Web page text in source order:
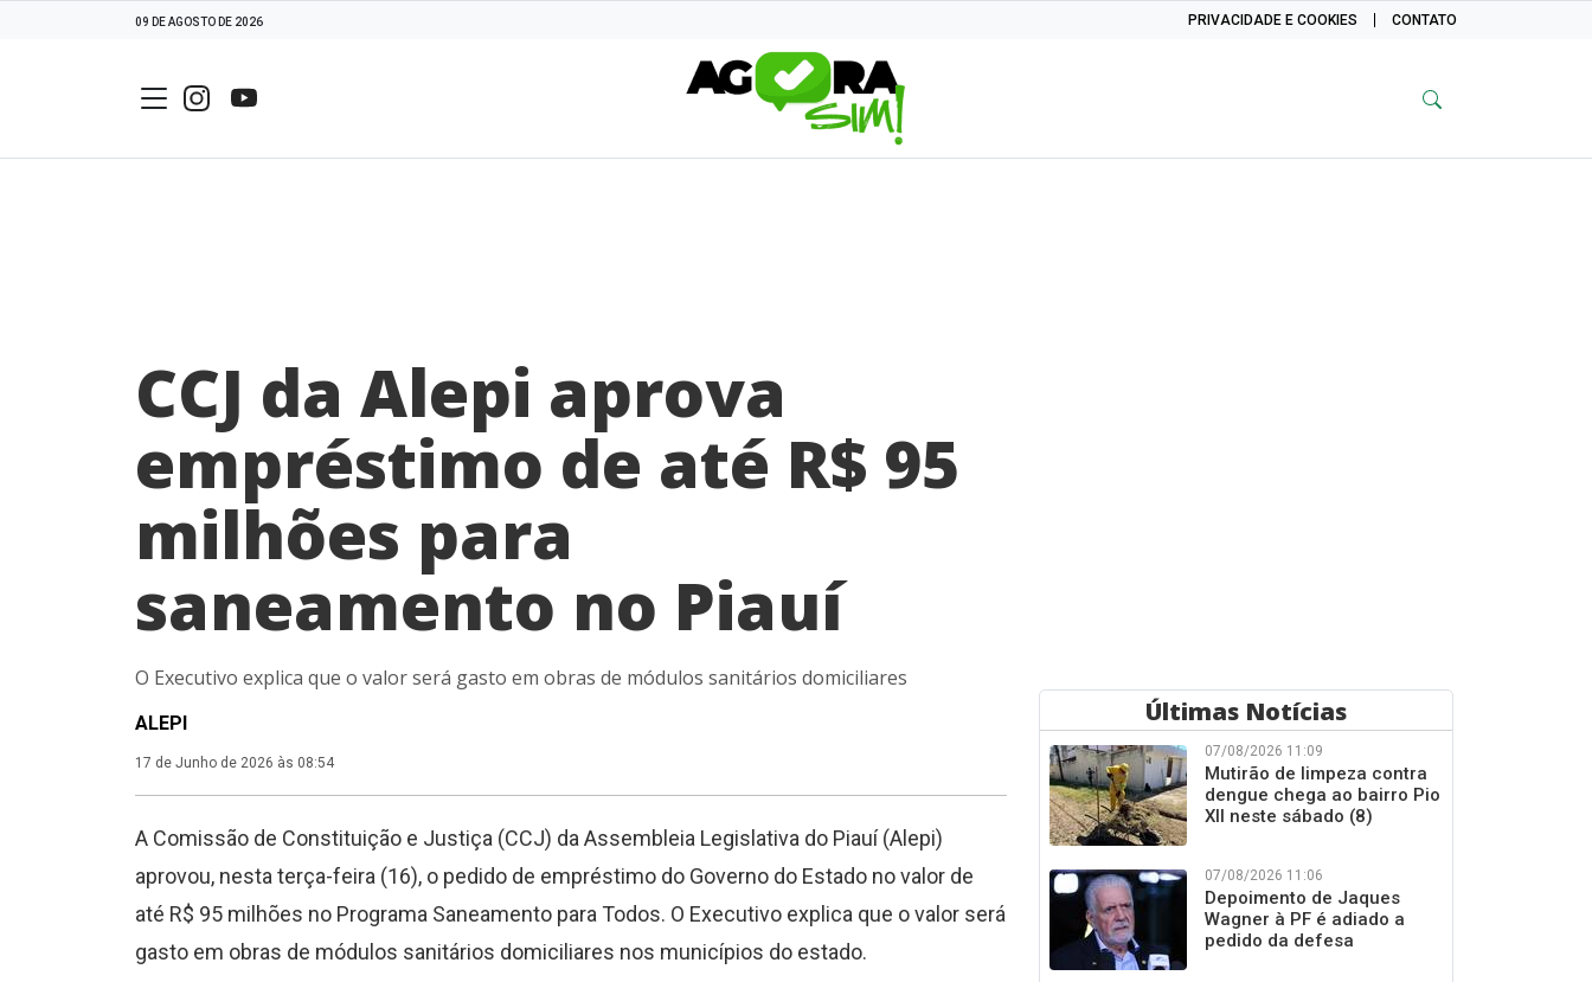
09 DE AGOSTO DE 2026 PRIVACIDADE E COOKIES CONTATO
CCJ da Alepi aprova
empréstimo de até R$ 95
milhões para
saneamento no Piauí
O Executivo explica que o valor será gasto em obras de módulos sanitários domiciliares
ALEPI
17 de Junho de 2026 às 08:54
A Comissão de Constituição e Justiça (CCJ) da Assembleia Legislativa do Piauí (Alepi)
aprovou, nesta terça-feira (16), o pedido de empréstimo do Governo do Estado no valor de
até R$ 95 milhões no Programa Saneamento para Todos. O Executivo explica que o valor será
gasto em obras de módulos sanitários domiciliares nos municípios do estado.
Últimas Notícias
07/08/2026 11:09
Mutirão de limpeza contra
dengue chega ao bairro Pio
XII neste sábado (8)
07/08/2026 11:06
Depoimento de Jaques
Wagner à PF é adiado a
pedido da defesa